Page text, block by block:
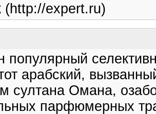
(http://expert.ru)
популярный
арабский,
султана Омана,
парфюмерных